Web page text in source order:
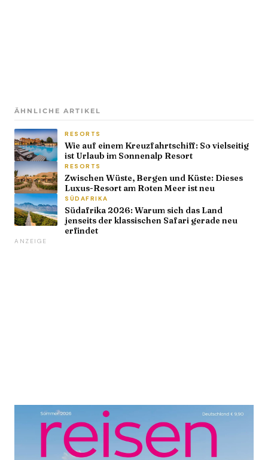
ÄHNLICHE ARTIKEL
RESORTS
Wie auf einem Kreuzfahrtschiff: So vielseitig
ist Urlaub im Sonnenalp Resort
RESORTS
Zwischen Wüste, Bergen und Küste: Dieses
Luxus-Resort am Roten Meer ist neu
SÜDAFRIKA
Südafrika 2026: Warum sich das Land
jenseits der klassischen Safari gerade neu
erfindet
ANZEIGE